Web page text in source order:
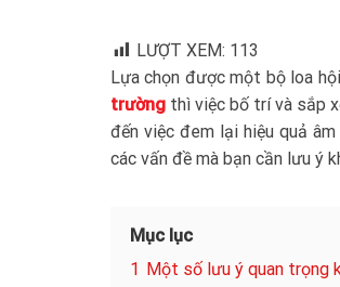
LƯỢT XEM: 113
Lựa chọn được một bộ loa
trường thì việc bố trí và sắp
đến việc đem lại hiệu quả
các vấn đề mà bạn cần lưu ý
Mục lục
1 Một số lưu ý quan trọng